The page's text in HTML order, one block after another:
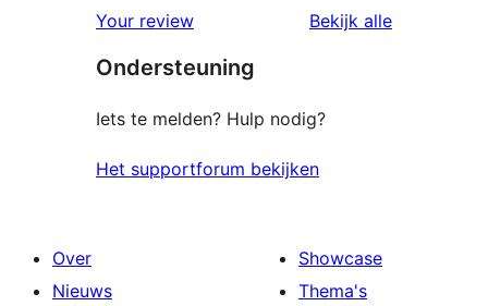
beoordeling
ster
beoordeling
Your review Bekijk alle
Ondersteuning
Iets te melden? Hulp nodig?
Het supportforum bekijken
Over
Nieuws
Showcase
Thema's